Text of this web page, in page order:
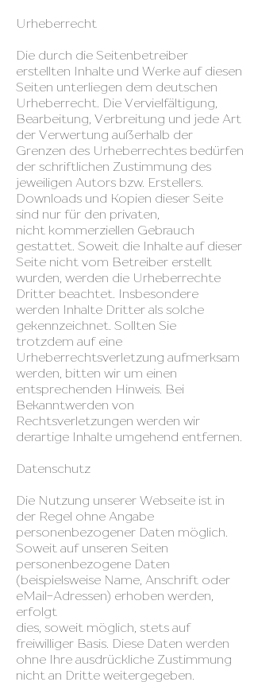
Urheberrecht
Die durch die Seitenbetreiber
erstellten Inhalte und Werke auf diesen
Seiten unterliegen dem deutschen
Urheberrecht. Die Vervielfältigung,
Bearbeitung, Verbreitung und jede Art
der Verwertung außerhalb der
Grenzen des Urheberrechtes bedürfen
der schriftlichen Zustimmung des
jeweiligen Autors bzw. Erstellers.
Downloads und Kopien dieser Seite
sind nur für den privaten,
nicht kommerziellen Gebrauch
gestattet. Soweit die Inhalte auf dieser
Seite nicht vom Betreiber erstellt
wurden, werden die Urheberrechte
Dritter beachtet. Insbesondere
werden Inhalte Dritter als solche
gekennzeichnet. Sollten Sie
trotzdem auf eine
Urheberrechtsverletzung aufmerksam
werden, bitten wir um einen
entsprechenden Hinweis. Bei
Bekanntwerden von
Rechtsverletzungen werden wir
derartige Inhalte umgehend entfernen.
Datenschutz
Die Nutzung unserer Webseite ist in
der Regel ohne Angabe
personenbezogener Daten möglich.
Soweit auf unseren Seiten
personenbezogene Daten
(beispielsweise Name, Anschrift oder
eMail-Adressen) erhoben werden,
erfolgt
dies, soweit möglich, stets auf
freiwilliger Basis. Diese Daten werden
ohne Ihre ausdrückliche Zustimmung
nicht an Dritte weitergegeben.